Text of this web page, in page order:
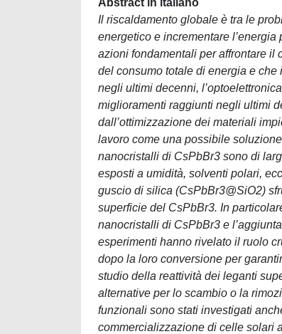
Abstract in italiano
Il riscaldamento globale è tra le
energetico e incrementare
azioni fondamentali per affrontare il
del consumo totale di energia e
negli ultimi decenni,
miglioramenti raggiunti negli ultimi
dall’ottimizzazione dei materiali
lavoro come una possibile
nanocristalli di CsPbBr3 sono di
esposti a umidità, solventi polari,
guscio di silica (CsPbBr3@SiO2)
superficie del CsPbBr3. In
nanocristalli di CsPbBr3 e
esperimenti hanno rivelato il ruolo
dopo la loro conversione per
studio della reattività dei leganti
alternative per lo scambio o la
funzionali sono stati investigati
commercializzazione di celle solari